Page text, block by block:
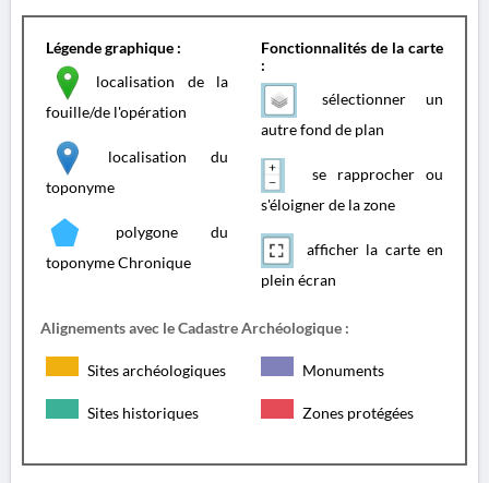
Légende graphique :
localisation de la
fouille/de l'opération
localisation du
toponyme
polygone du
toponyme Chronique
Fonctionnalités de la carte
:
sélectionner un
autre fond de plan
se rapprocher ou
s'éloigner de la zone
afficher la carte en
plein écran
Alignements avec le Cadastre Archéologique :
Sites archéologiques Monuments
Sites historiques Zones protégées